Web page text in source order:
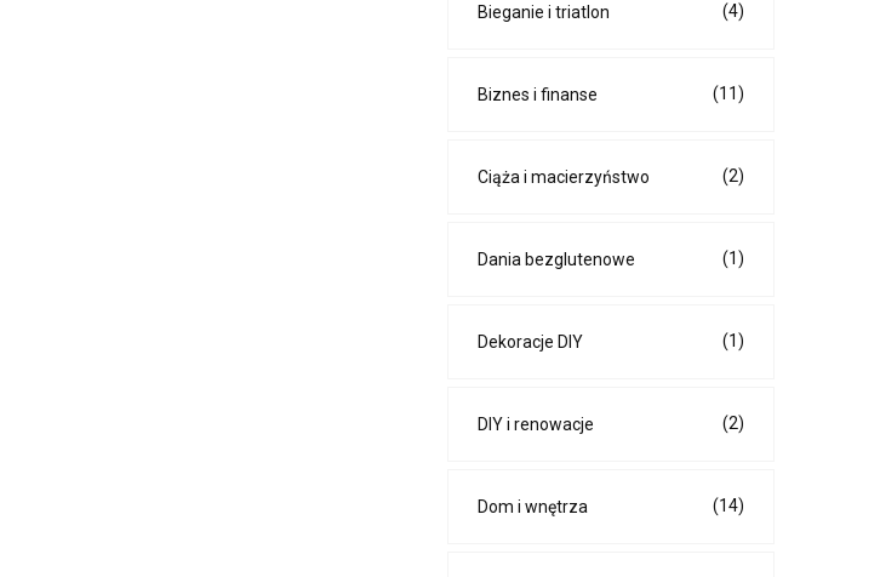
Bieganie i triatlon (4)
Biznes i finanse (11)
Ciąża i macierzyństwo (2)
Dania bezglutenowe (1)
Dekoracje DIY (1)
DIY i renowacje (2)
Dom i wnętrza (14)